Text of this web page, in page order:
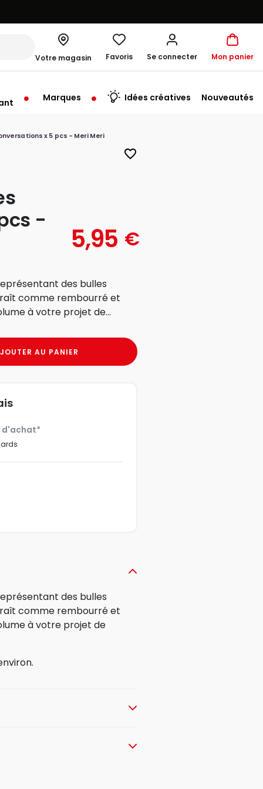
Votre magasin Favoris Se connecter Mon panier
Marques Idées créatives Nouveautés
x 5 pcs - Meri Meri
favorite_border
-
5,95 €
des bulles
comme rembourré et
à votre projet de...
AU PANIER
d'achat*
des bulles
comme rembourré et
à votre projet de